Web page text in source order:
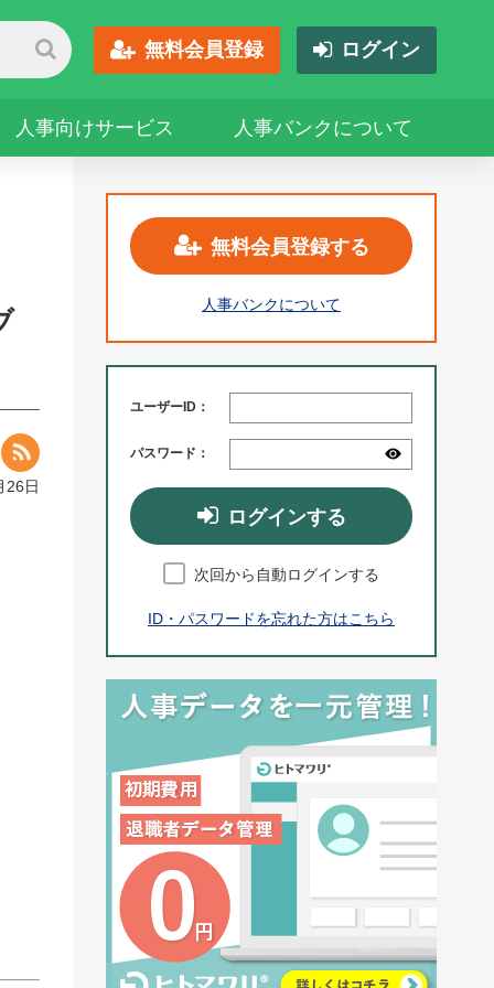
無料会員登録 ログイン
人事向けサービス 人事バンクについて
26日
無料会員登録する
人事バンクについて
ユーザーID：
パスワード：
ログインする
次回から自動ログインする
ID・パスワードを忘れた方はこちら